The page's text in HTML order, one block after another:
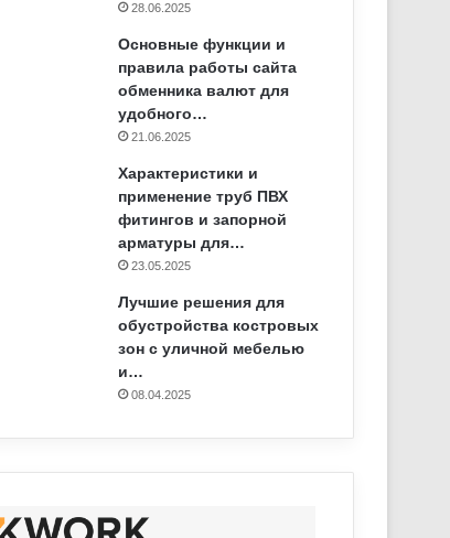
28.06.2025
Основные функции и
правила работы сайта
обменника валют для
удобного…
21.06.2025
Характеристики и
применение труб ПВХ
фитингов и запорной
арматуры для…
23.05.2025
Лучшие решения для
обустройства костровых
зон с уличной мебелью
и…
08.04.2025